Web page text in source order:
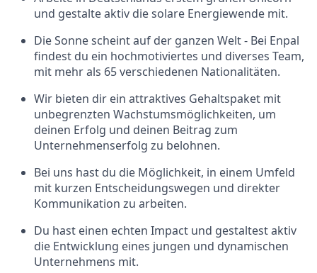
und gestalte aktiv die solare Energiewende mit.
Die Sonne scheint auf der ganzen Welt - Bei Enpal
findest du ein hochmotiviertes und diverses Team,
mit mehr als 65 verschiedenen Nationalitäten.
Wir bieten dir ein attraktives Gehaltspaket mit
unbegrenzten Wachstumsmöglichkeiten, um
deinen Erfolg und deinen Beitrag zum
Unternehmenserfolg zu belohnen.
Bei uns hast du die Möglichkeit, in einem Umfeld
mit kurzen Entscheidungswegen und direkter
Kommunikation zu arbeiten.
Du hast einen echten Impact und gestaltest aktiv
die Entwicklung eines jungen und dynamischen
Unternehmens mit.